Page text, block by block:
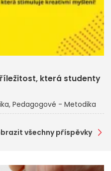
která studenty
Pedagogové - Metodika
všechny příspěvky